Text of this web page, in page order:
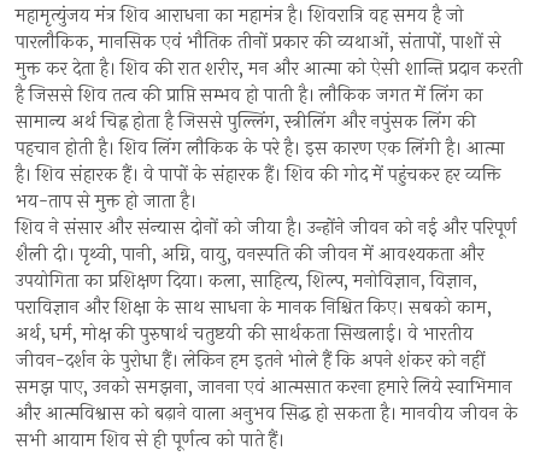
महामृत्युंजय मंत्र शिव आराधना का महामंत्र है। शिवरात्रि वह समय है जो
पारलौकिक, मानसिक एवं भौतिक तीनों प्रकार की व्यथाओं, संतापों, पाशों से
मुक्त कर देता है। शिव की रात शरीर, मन और आत्मा को ऐसी शान्ति प्रदान करती
है जिससे शिव तत्व की प्राप्ति सम्भव हो पाती है। लौकिक जगत में लिंग का
सामान्य अर्थ चिह्न होता है जिससे पुल्लिंग, स्त्रीलिंग और नपुंसक लिंग की
पहचान होती है। शिव लिंग लौकिक के परे है। इस कारण एक लिंगी है। आत्मा
है। शिव संहारक हैं। वे पापों के संहारक हैं। शिव की गोद में पहुंचकर हर व्यक्ति
भय-ताप से मुक्त हो जाता है।
शिव ने संसार और संन्यास दोनों को जीया है। उन्होंने जीवन को नई और परिपूर्ण
शैली दी। पृथ्वी, पानी, अग्नि, वायु, वनस्पति की जीवन में आवश्यकता और
उपयोगिता का प्रशिक्षण दिया। कला, साहित्य, शिल्प, मनोविज्ञान, विज्ञान,
पराविज्ञान और शिक्षा के साथ साधना के मानक निश्चित किए। सबको काम,
अर्थ, धर्म, मोक्ष की पुरुषार्थ चतुष्टयी की सार्थकता सिखलाई। वे भारतीय
जीवन-दर्शन के पुरोधा हैं। लेकिन हम इतने भोले हैं कि अपने शंकर को नहीं
समझ पाए, उनको समझना, जानना एवं आत्मसात करना हमारे लिये स्वाभिमान
और आत्मविश्वास को बढ़ाने वाला अनुभव सिद्ध हो सकता है। मानवीय जीवन के
सभी आयाम शिव से ही पूर्णत्व को पाते हैं।